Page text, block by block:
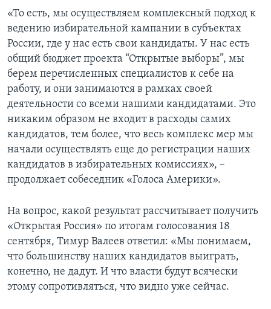
«То есть, мы осуществляем комплексный подход к
ведению избирательной кампании в субъектах
России, где у нас есть свои кандидаты. У нас есть
общий бюджет проекта “Открытые выборы”, мы
берем перечисленных специалистов к себе на
работу, и они занимаются в рамках своей
деятельности со всеми нашими кандидатами. Это
никаким образом не входит в расходы самих
кандидатов, тем более, что весь комплекс мер мы
начали осуществлять еще до регистрации наших
кандидатов в избирательных комиссиях», –
продолжает собеседник «Голоса Америки».
На вопрос, какой результат рассчитывает получить
«Открытая Россия» по итогам голосования 18
сентября, Тимур Валеев ответил: «Мы понимаем,
что большинству наших кандидатов выиграть,
конечно, не дадут. И что власти будут всячески
этому сопротивляться, что видно уже сейчас.